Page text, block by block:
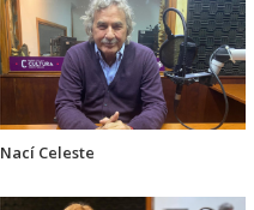
Nací Celeste